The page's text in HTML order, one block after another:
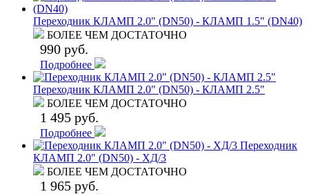
Переходник КЛАМП 2.0" (DN50) - КЛАМП 1.5" (DN40)
БОЛЕЕ ЧЕМ ДОСТАТОЧНО
990 руб.
Подробнее
Переходник КЛАМП 2.0" (DN50) - КЛАМП 2.5"
БОЛЕЕ ЧЕМ ДОСТАТОЧНО
1 495 руб.
Подробнее
Переходник
КЛАМП 2.0" (DN50) - ХД/3
БОЛЕЕ ЧЕМ ДОСТАТОЧНО
1 965 руб.